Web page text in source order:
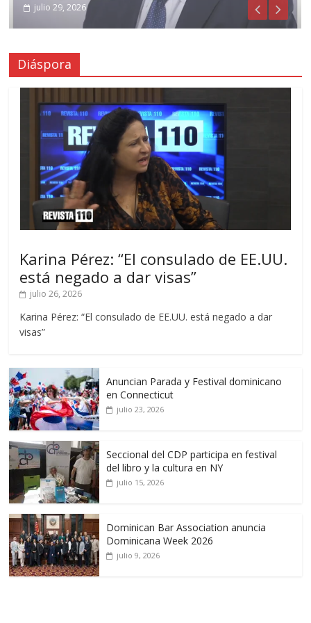
julio 31, 2026
julio 29, 2026
Diáspora
Karina Pérez: “El consulado de EE.UU.
está negado a dar visas”
julio 26, 2026
Karina Pérez: “El consulado de EE.UU. está negado a dar
visas”
Anuncian Parada y Festival dominicano
en Connecticut
julio 23, 2026
Seccional del CDP participa en festival
del libro y la cultura en NY
julio 15, 2026
Dominican Bar Association anuncia
Dominicana Week 2026
julio 9, 2026